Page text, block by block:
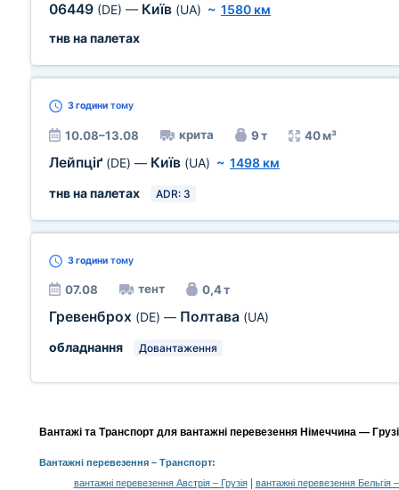
06449 (DE) — Київ (UA) ~ 1580 км
тнв на палетах
3 години тому
10.08–13.08 крита 9 т 40 м³
Лейпціґ (DE) — Київ (UA) ~ 1498 км
тнв на палетах
ADR: 3
3 години тому
07.08 тент 0,4 т
Гревенброх (DE) — Полтава (UA)
обладнання
Довантаження
Вантажі та Транспорт для вантажні перевезення Німеччина —
Вантажні перевезення– Транспорт:
вантажні перевезення Австрія – Грузія|
вантажні перевезення Бельгія –